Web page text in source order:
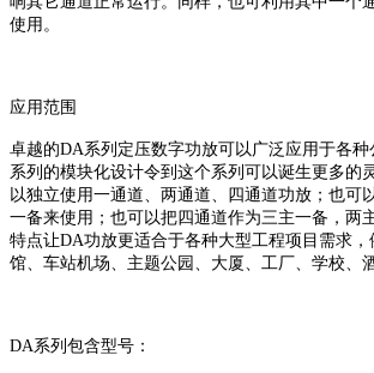
使用。
应用范围
卓越的DA系列定压数字功放可以广泛应用于各
系列的模块化设计令到这个系列可以诞生更多的
以独立使用一通道、两通道、四通道功放；也可
一备来使用；也可以把四通道作为三主一备，两
特点让DA功放更适合于各种大型工程项目需求，
馆、车站机场、主题公园、大厦、工厂、学校、
DA系列包含型号：